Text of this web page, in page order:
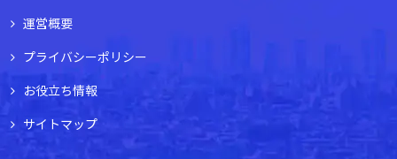
運営概要
プライバシーポリシー
お役立ち情報
サイトマップ